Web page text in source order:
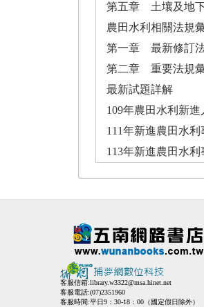
第五章 土壤及地
農田水利相關法規
第一章 最新修訂
第二章 重要法規
最新試題詳解
109年農田水利新
111年新進農田水
113年新進農田水
客服信箱:library.w3322@msa.hinet.net
客服電話:(07)2351960
客服時間:平日9：30-18：00（國定假日除外）